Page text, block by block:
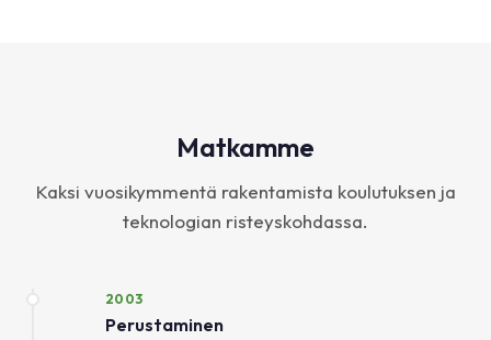
Matkamme
Kaksi vuosikymmentä rakentamista koulutuksen ja
teknologian risteyskohdassa.
2003
Perustaminen